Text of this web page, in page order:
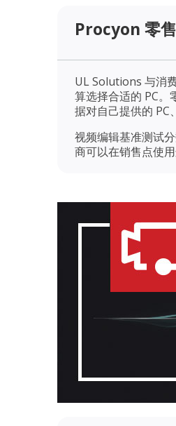
Procyon 零
UL Solutions 与消
算选择合适的 PC
据对自己提供的 PC
视频编辑基准测试
商可以在销售点使